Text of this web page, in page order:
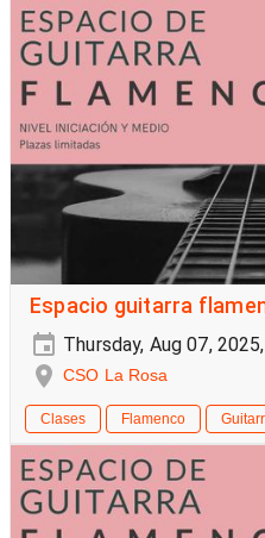
Espacio guitarra
Thursday, Aug 07,
CSO La Rosa
Clases Flamenco